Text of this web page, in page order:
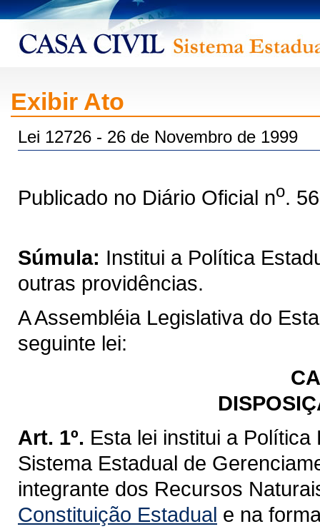
Exibir Ato
Lei 12726 - 26 de Novembro de 1999
Publicado no Diário Oficial no.
Súmula: Institui a Política
outras providências.
A Assembléia Legislativa do
seguinte lei:
Art. 1º. Esta lei institui a
Sistema Estadual de
integrante dos Recursos
Constituição Estadual e na